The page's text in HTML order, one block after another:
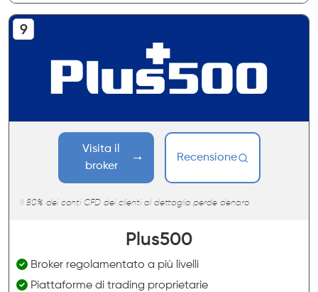
Visita il
broker
Recensione
Il 80% dei conti CFD dei clienti al dettaglio perde denaro
Plus500
Broker regolamentato a più livelli
Piattaforme di trading proprietarie